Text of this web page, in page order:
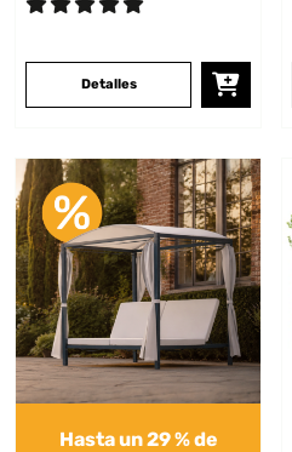
Detalles
Hasta un 29 % de